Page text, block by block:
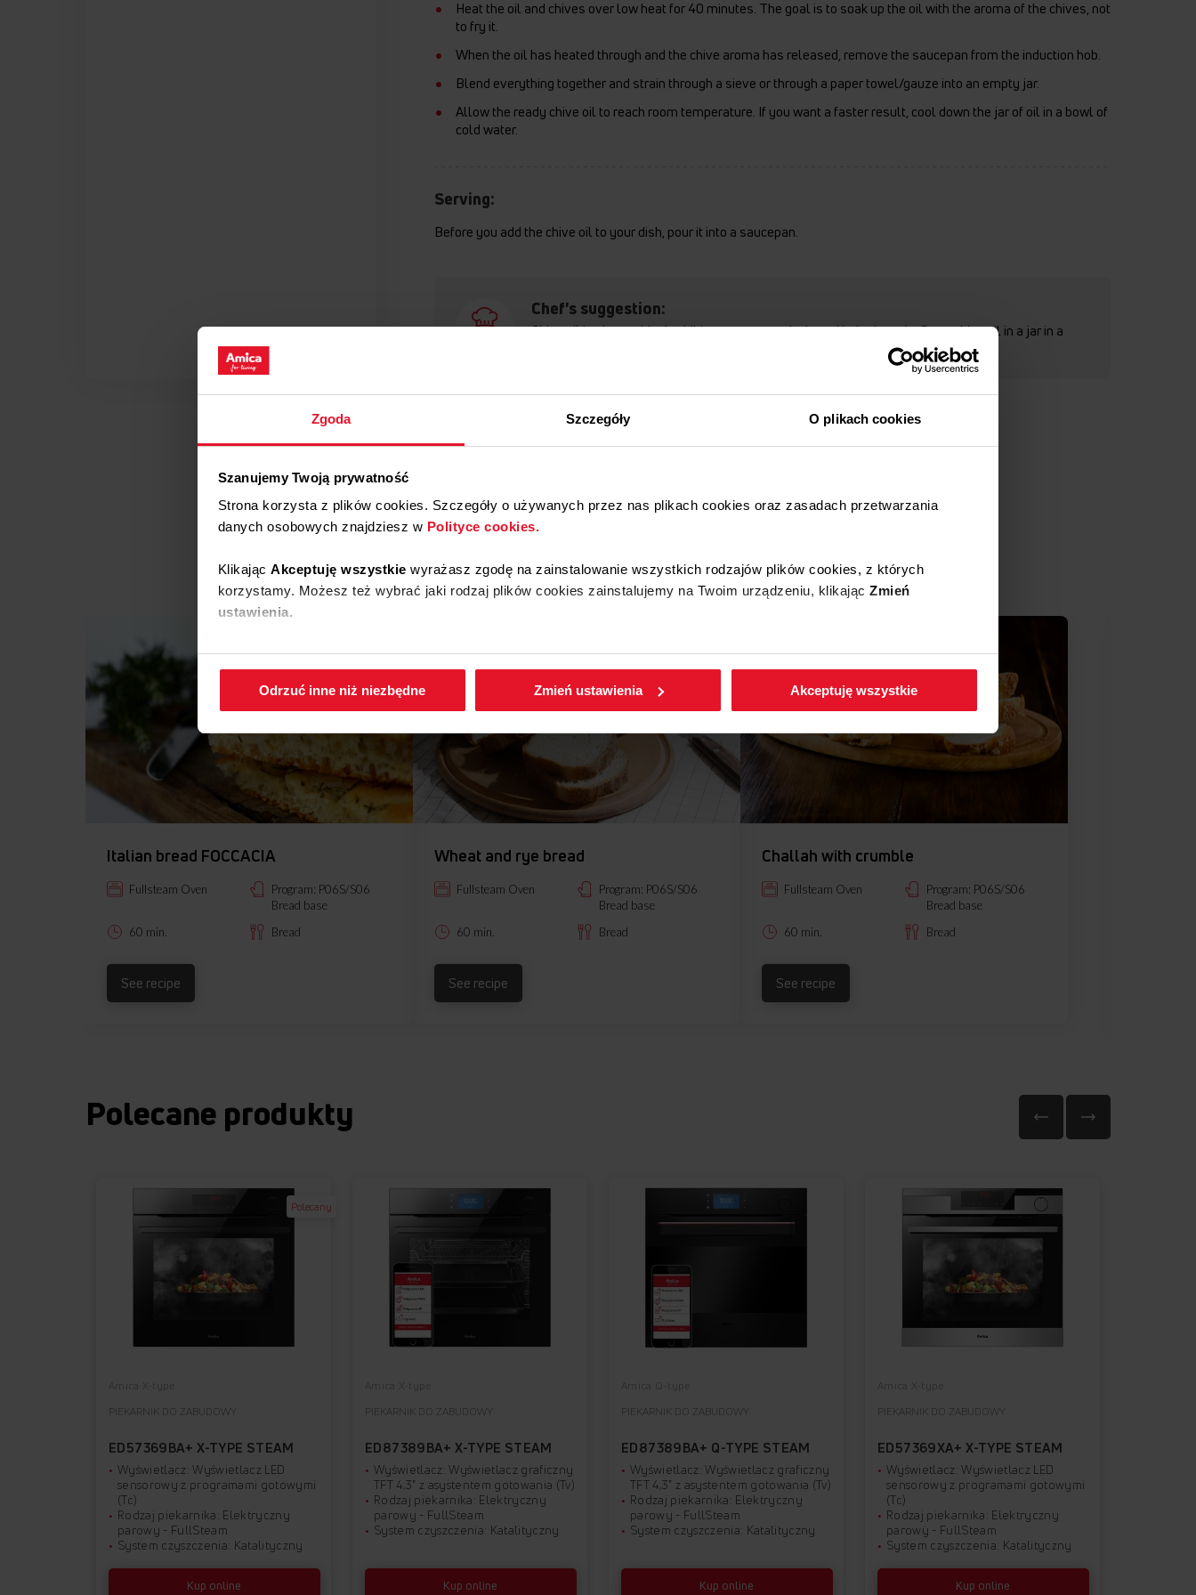
Zgoda Szczegóły O plikach cookies
Szanujemy Twoją prywatność
Strona korzysta z plików cookies. Szczegóły o używanych przez nas plikach cookies oraz zasadach przetwarzania
danych osobowych znajdziesz w Polityce cookies.
Klikając Akceptuję wszystkie wyrażasz zgodę na zainstalowanie wszystkich rodzajów plików cookies, z których
korzystamy. Możesz też wybrać jaki rodzaj plików cookies zainstalujemy na Twoim urządzeniu, klikając Zmień
ustawienia.
W każdej chwili możesz zmienić wybrane przez Ciebie ustawienia plików cookies wchodząc w zakładkęPolityka
Odrzuć inne niż niezbędne
Zmień ustawienia Akceptuję wszystkie
Heat the oil and chives over low heat for 40 minutes. The goal is to soak up the oil with the aroma of the chives, not
to fry it.
When the oil has heated through and the chive aroma has released, remove the saucepan from the induction hob.
Blend everything together and strain through a sieve or through a paper towel/gauze into an empty jar.
Allow the ready chive oil to reach room temperature. If you want a faster result, cool down the jar of oil in a bowl of
cold water.
Serving:
Before you add the chive oil to your dish, pour it into a saucepan.
Chef's suggestion:
Chive oil is also an ideal addition to soups, salads and baked goods. Store chive oil in a jar in a
FullSteam oven
Bread Cakes and desserts Vege Meat Fish Preserves
Italian bread FOCCACIA
Fullsteam Oven
Program: P06S/S06
Bread base
60 min.
Bread
See recipe
Wheat and rye bread
Fullsteam Oven
Program: P06S/S06
Bread base
60 min.
Bread
See recipe
Challah with crumble
Fullsteam Oven
Program: P06S/S06
Bread base
60 min.
Bread
See recipe
Polecane produkty
Polecany
Amica X-type
PIEKARNIK DO ZABUDOWY
ED57369BA+ X-TYPE STEAM
Wyświetlacz: Wyświetlacz LED
sensorowy z programami gotowymi
(Tc)
Rodzaj piekarnika: Elektryczny
parowy - FullSteam
System czyszczenia: Katalityczny
Kup online
Amica X-type
PIEKARNIK DO ZABUDOWY
ED87389BA+ X-TYPE STEAM
Wyświetlacz: Wyświetlacz graficzny
TFT 4,3" z asystentem gotowania (Tv)
Rodzaj piekarnika: Elektryczny
parowy - FullSteam
System czyszczenia: Katalityczny
Kup online
Amica Q-type
PIEKARNIK DO ZABUDOWY
ED87389BA+ Q-TYPE STEAM
Wyświetlacz: Wyświetlacz graficzny
TFT 4,3" z asystentem gotowania (Tv)
Rodzaj piekarnika: Elektryczny
parowy - FullSteam
System czyszczenia: Katalityczny
Kup online
Amica X-type
PIEKARNIK DO ZABUDOWY
ED57369XA+ X-TYPE STEAM
Wyświetlacz: Wyświetlacz LED
sensorowy z programami gotowymi
(Tc)
Rodzaj piekarnika: Elektryczny
parowy - FullSteam
System czyszczenia: Katalityczny
Kup online